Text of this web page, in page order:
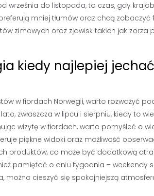
września do listopada, to czas, gdy
mniej tłumów oraz chcą
zimowych oraz zjawisk takich jak zorza
kiedy najlepiej
w fiordach Norwegii, warto rozważyć
zwłaszcza w lipcu i sierpniu, kiedy to
wizytę w fiordach, warto pomyśleć o
piękne widoki oraz możliwość
produktów, co może być dodatkową
pamiętać o dniu tygodnia – weekendy
można cieszyć się spokojniejszą